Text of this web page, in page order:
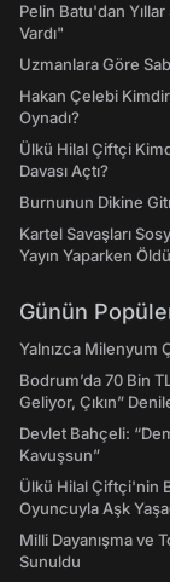
Pelin Batu'dan Yıllar
Vardı"
Uzmanlara Göre
Hakan Çelebi
Oynadı?
Ülkü Hilal Çiftçi
Davası Açtı?
Burnunun Dikine
Kartel Savaşları
Yayın Yaparken
Günün
Yalnızca Milenyum
Bodrum’da 70 Bin
Geliyor, Çıkın”
Devlet Bahçeli:
Kavuşsun”
Ülkü Hilal Çiftçi'nin
Oyuncuyla Aşk
Milli Dayanışma ve
Sunuldu